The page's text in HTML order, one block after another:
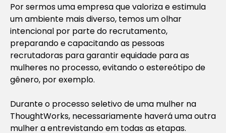
Por sermos uma empresa que valoriza e estimula
um ambiente mais diverso, temos um olhar
intencional por parte do recrutamento,
preparando e capacitando as pessoas
recrutadoras para garantir equidade para as
mulheres no processo, evitando o estereótipo de
gênero, por exemplo.
Durante o processo seletivo de uma mulher na
ThoughtWorks, necessariamente haverá uma outra
mulher a entrevistando em todas as etapas.